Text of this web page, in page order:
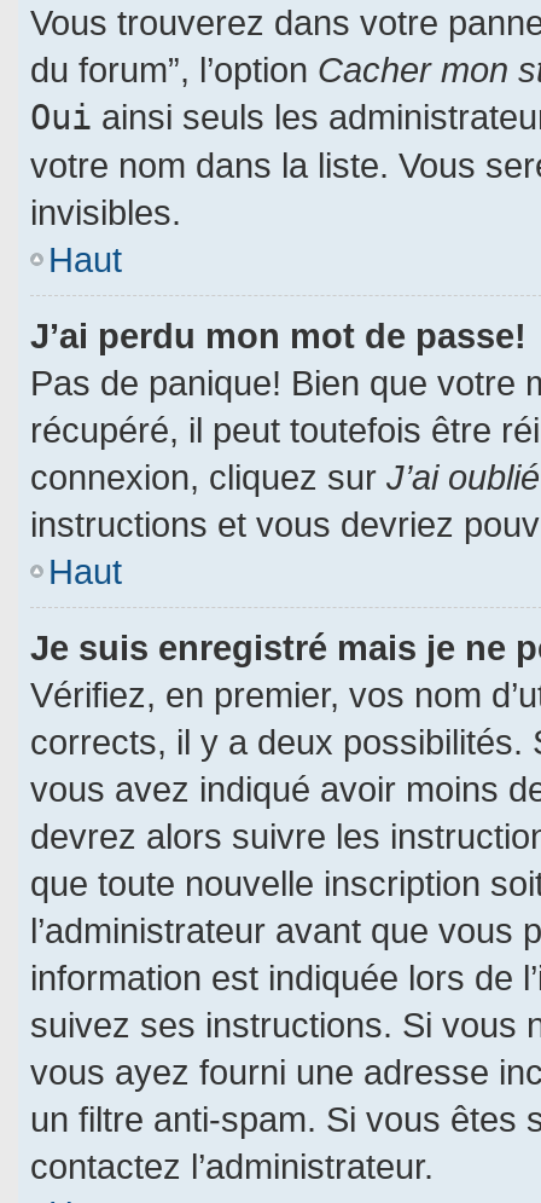
Vous trouverez dans votre
du forum”, l’option Cacher mon
Oui ainsi seuls les
votre nom dans la liste. Vous
invisibles.
Haut
J’ai perdu mon mot de passe!
Pas de panique! Bien que votre
récupéré, il peut toutefois être
connexion, cliquez sur J’ai
instructions et vous devriez
Haut
Je suis enregistré mais je ne
Vérifiez, en premier, vos nom
corrects, il y a deux possibilités.
vous avez indiqué avoir moins
devrez alors suivre les
que toute nouvelle inscription
l’administrateur avant que vous
information est indiquée lors de
suivez ses instructions. Si vous
vous ayez fourni une adresse
un filtre anti-spam. Si vous êtes
contactez l’administrateur.